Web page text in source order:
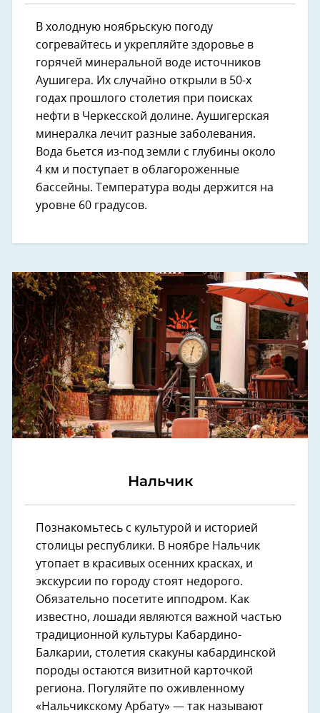
В холодную ноябрьскую погоду
согревайтесь и укрепляйте здоровье в
горячей минеральной воде источников
Аушигера. Их случайно открыли в 50-х
годах прошлого столетия при поисках
нефти в Черкесской долине. Аушигерская
минералка лечит разные заболевания.
Вода бьется из-под земли с глубины около
4 км и поступает в облагороженные
бассейны. Температура воды держится на
уровне 60 градусов.
Нальчик
Познакомьтесь с культурой и историей
столицы республики. В ноябре Нальчик
утопает в красивых осенних красках, и
экскурсии по городу стоят недорого.
Обязательно посетите ипподром. Как
известно, лошади являются важной частью
традиционной культуры Кабардино-
Балкарии, столетия скакуны кабардинской
породы остаются визитной карточкой
региона. Погуляйте по оживленному
«Нальчикскому Арбату» — так называют